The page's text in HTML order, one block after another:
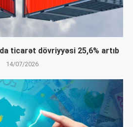
ticarət dövriyyəsi 25,6% artıb
14/07/2026